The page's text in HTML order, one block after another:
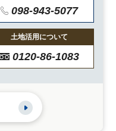
098-943-5077
土地活用について
0120-86-1083